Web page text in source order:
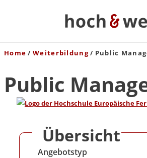
Home Weiterbildung Public
Public
Übersicht
Angebotstyp